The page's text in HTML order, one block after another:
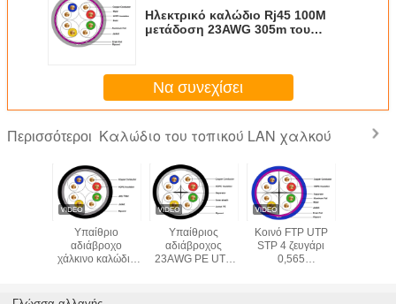
Ηλεκτρικό καλώδιο Rj45 100M
μετάδοση 23AWG 305m του
Να συνεχίσει
Περισσότεροι Καλώδιο του τοπικού LAN χαλκού
UTP
Υπαίθριο
αδιάβροχο
χάλκινο καλώδιο
υψηλή ταχύτητα
Υπαίθριος
αδιάβροχος
23AWG PE UTP
Κοινό FTP UTP
STP 4 ζευγάρι
0,565